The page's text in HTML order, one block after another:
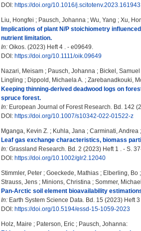
DOI: https://doi.org/10.1016/j.scitotenv.2023.161943
Liu, Hongfei ; Pausch, Johanna ; Wu, Yang ; Xu,
Implications of plant N/P stoichiometry
nutrient limitation.
In: Oikos. (2023) Heft 4 . - e09649.
DOI: https://doi.org/10.1111/oik.09649
Nazari, Meisam ; Pausch, Johanna ; Bickel, Samuel
Lingling ; Dippold, Michaela A. ; Zarebanadkouki,
Keeping thinning-derived deadwood logs on
spruce forest.
In: European Journal of Forest Research. Bd. 142
DOI: https://doi.org/10.1007/s10342-022-01522-z
Mganga, Kevin Z. ; Kuhla, Jana ; Carminati, Andrea ;
Leaf gas exchange characteristics, biomass
In: Grassland Research. Bd. 2 (2023) Heft 1 . - S.
DOI: https://doi.org/10.1002/glr2.12040
Stimmler, Peter ; Goeckede, Mathias ; Elberling, Bo ;
Strauss, Jens ; Minions, Christina ; Sommer, Michael
Pan-Arctic soil element bioavailability
In: Earth System Science Data. Bd. 15 (2023) Heft
DOI: https://doi.org/10.5194/essd-15-1059-2023
Holz, Maire ; Paterson, Eric ; Pausch, Johanna: